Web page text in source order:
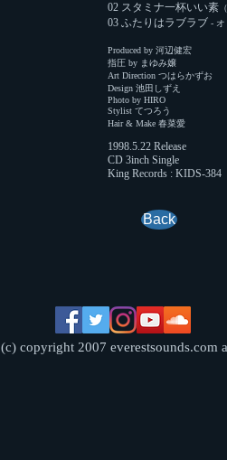
02 スタミナ一杯いい素
03 ふたりはラブラブ - オ
Produced by 河辺健宏
指圧 by まゆみ嬢
Art Direction つはらかずお
Design 池田しずえ
Photo by HIRO
Stylist てつろう
Hair & Make 春菜愛
1998.5.22 Release
CD 3inch Single
King Records : KIDS-384
Back
(c) copyright 2007 everestsounds.com